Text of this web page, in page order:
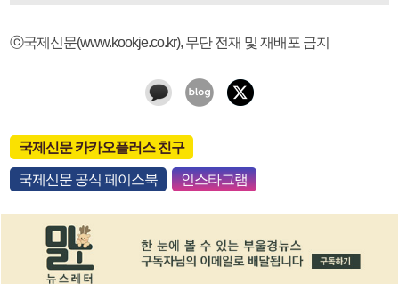
ⓒ국제신문(www.kookje.co.kr), 무단 전재 및 재배포 금지
국제신문 카카오플러스 친구
국제신문 공식 페이스북 인스타그램